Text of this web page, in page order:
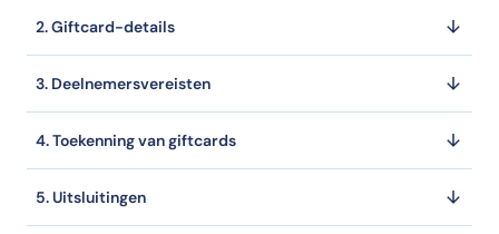
2. Giftcard-details
3. Deelnemersvereisten
4. Toekenning van giftcards
5. Uitsluitingen